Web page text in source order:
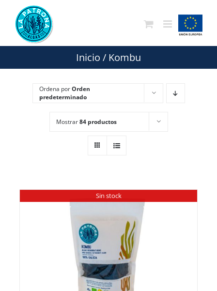
contenido
Inicio / Kombu
Ordena porOrden
predeterminado
Mostrar84 productos
Sin stock